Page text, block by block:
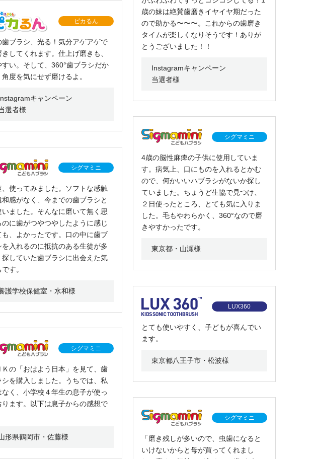
歳の妹は絶賛歯磨きイヤイヤ期だった
ので助かる〜〜〜。これからの歯磨き
タイムが楽しくなりそうです！ありが
とうございました！！
Instagramキャンペーン
当選者様
ピカるん
歯ブラシ、光る！気分アゲアゲで
きしてくれます。仕上げ磨きも、
すい。そして、360°歯ブラシだか
角度を気にせず磨けるよ。
キャンペーン
選者様
シグマミニ
4歳の脳性麻痺の子供に使用していま
す。病気上、口にものを入れるとかむ
ので、何かいいハブラシがないか探し
ていました。ちょうど生協で見つけ、
２日使ったところ、とても気に入りま
した。毛もやわらかく、360°なので磨
きやすかったです。
東京都・山瀬様
シグマミニ
、使ってみました。ソフトな感触
和感がなく、今までの歯ブラシと
いました。そんなに磨いて無く思
のに歯がつやつやしたように感じ
も、よかったです。口の中に歯ブ
を入れるのに抵抗のある生徒が多
探していた歯ブラシに出会えた気
す。
護学校保健室・水和様
LUX360
とても使いやすく、子どもが喜んでい
ます。
東京都八王子市・松波様
シグマミニ
Ｋの「おはよう日本」を見て、歯
シを購入しました。うちでは、私
なく、小学校４年生の息子が使っ
ります。以下は息子からの感想で
形県鶴岡市・佐藤様
シグマミニ
「磨き残しが多いので、虫歯になると
いけないからと母が買ってくれまし